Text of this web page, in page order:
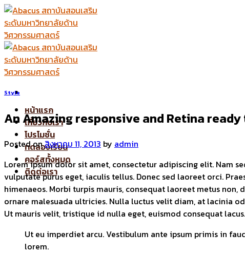
Skip
to
content
หน้าแรก
เกี่ยวกับเรา
โปรโมชั่น
ทดลองเรียน
คอร์สทั้งหมด
ติดต่อเรา
Style
An Amazing responsive and Retina ready
Posted onสิงหาคม 11, 2013 by admin
Lorem ipsum dolor sit amet, consectetur adipiscing elit. Nam
vulputate purus eget, iaculis tellus. Donec sed laoreet orci.
himenaeos. Morbi turpis mauris, consequat laoreet metus
ornare malesuada ultricies. Nulla luctus velit diam, at lacinia
Ut mauris velit, tristique id nulla eget, euismod consequat
Ut eu imperdiet arcu. Vestibulum ante ipsum primis in
lorem.